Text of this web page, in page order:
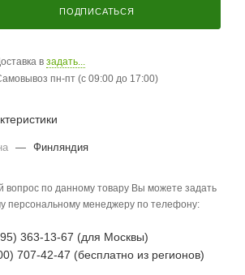
ПОДПИСАТЬСЯ
в задать...
пн-пт (с 09:00 до 17:00)
— Финляндия
вопрос по данному товару Вы можете задать
персональному менеджеру по телефону:
363-13-67 (для Москвы)
707-42-47 (бесплатно из регионов)